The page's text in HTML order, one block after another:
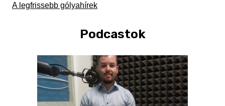
A legfrissebb gólyahírek
Podcastok